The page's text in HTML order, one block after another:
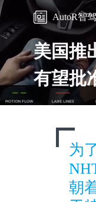
AutoR智
美国推
有望批
为
朝